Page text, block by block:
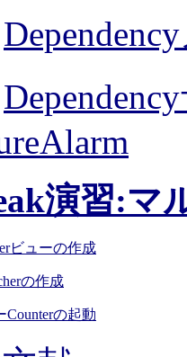
演習:マ
ビューの作成
の作成
Counterの起動